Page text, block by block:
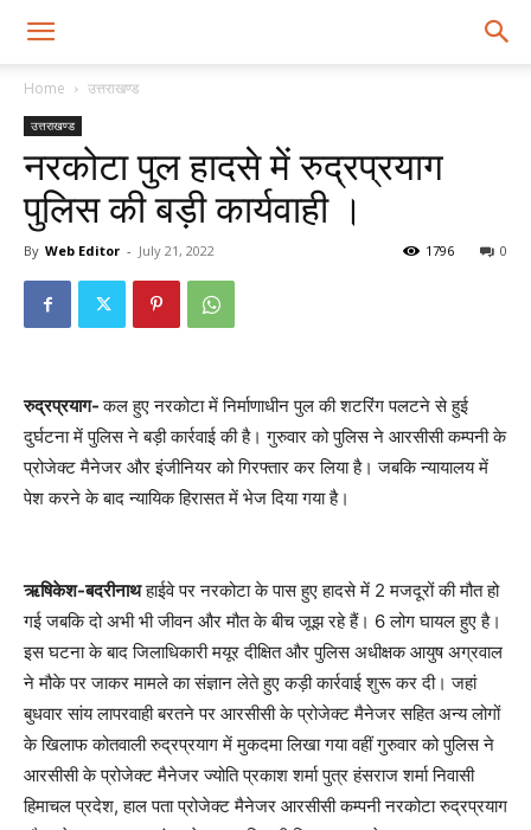
Home उत्तराखण्ड
उत्तराखण्ड
नरकोटा पुल हादसे में रुद्रप्रयाग
पुलिस की बड़ी कार्यवाही ।
By Web Editor - July 21, 2022 0
1796
रुद्रप्रयाग-कल हुए नरकोटा में निर्माणाधीन पुल की शटरिंग पलटने से हुई
दुर्घटना में पुलिस ने बड़ी कार्रवाई की है। गुरुवार को पुलिस ने आरसीसी कम्पनी के
प्रोजेक्ट मैनेजर और इंजीनियर को गिरफ्तार कर लिया है। जबकि न्यायालय में
पेश करने के बाद न्यायिक हिरासत में भेज दिया गया है।
ऋषिकेश-बदरीनाथहाईवे पर नरकोटा के पास हुए हादसे में 2 मजदूरों की मौत हो
गई जबकि दो अभी भी जीवन और मौत के बीच जूझ रहे हैं। 6 लोग घायल हुए है।
इस घटना के बाद जिलाधिकारी मयूर दीक्षित और पुलिस अधीक्षक आयुष अग्रवाल
ने मौके पर जाकर मामले का संज्ञान लेते हुए कड़ी कार्रवाई शुरू कर दी। जहां
बुधवार सांय लापरवाही बरतने पर आरसीसी के प्रोजेक्ट मैनेजर सहित अन्य लोगों
के खिलाफ कोतवाली रुद्रप्रयाग में मुकदमा लिखा गया वहीं गुरुवार को पुलिस ने
आरसीसी के प्रोजेक्ट मैनेजर ज्योति प्रकाश शर्मा पुत्र हंसराज शर्मा निवासी
हिमाचल प्रदेश, हाल पता प्रोजेक्ट मैनेजर आरसीसी कम्पनी नरकोटा रुद्रप्रयाग